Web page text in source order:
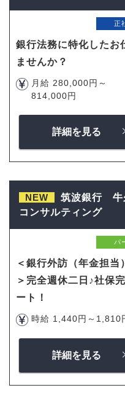
正
銀行法務に特化したお
ませんか？
月給 280,000円～
814,000円
詳細を見る
NEW
筑波銀行 牛
コンサルティング
パ
＜銀行外訪（年金担当
＞完全週休二日♪社保
ート！
時給 1,440円～1,810
詳細を見る